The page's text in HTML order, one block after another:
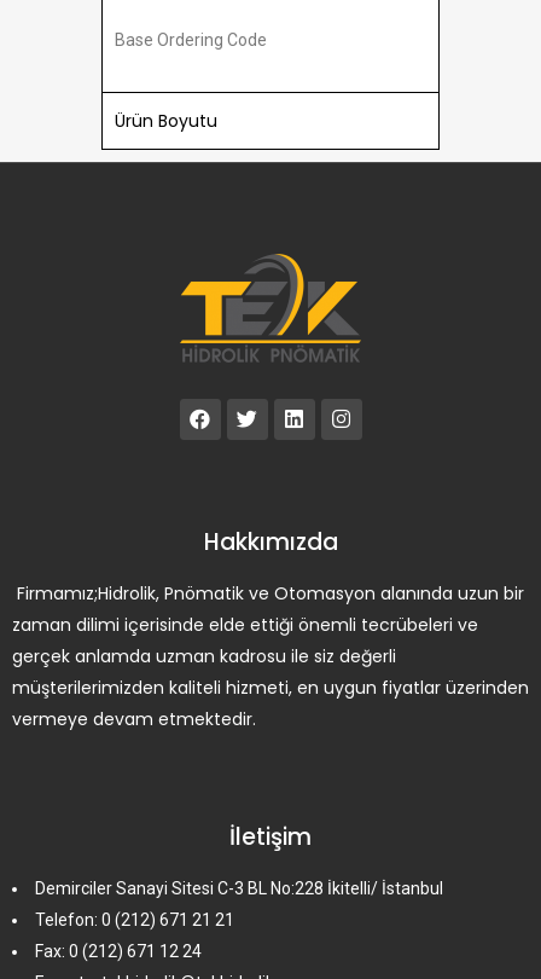
Base Ordering Code
Ürün Boyutu
Hakkımızda
Firmamız;Hidrolik, Pnömatik ve Otomasyon alanında uzun bir
zaman dilimi içerisinde elde ettiği önemli tecrübeleri ve
gerçek anlamda uzman kadrosu ile siz değerli
müşterilerimizden kaliteli hizmeti, en uygun fiyatlar üzerinden
vermeye devam etmektedir.
İletişim
Demirciler Sanayi Sitesi C-3 BL No:228 İkitelli/ İstanbul
Telefon: 0 (212) 671 21 21
Fax: 0 (212) 671 12 24